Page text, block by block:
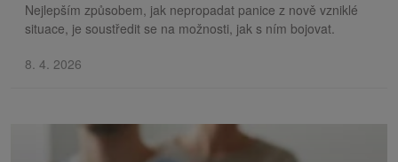
Nejlepším způsobem, jak nepropadat panice z nově vzniklé
situace, je soustředit se na možnosti, jak s ním bojovat.
8. 4. 2026